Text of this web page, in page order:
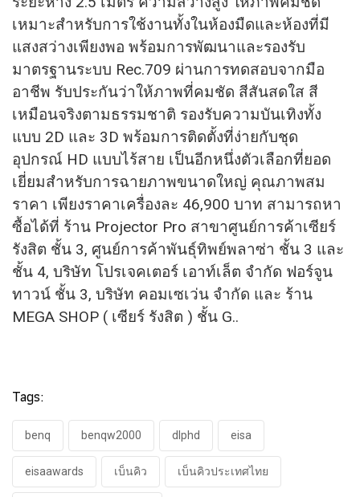
เหมาะสำหรับการใช้งานทั้งในห้องมืดและห้องที่มี
แสงสว่างเพียงพอ พร้อมการพัฒนาและรองรับ
มาตรฐานระบบ Rec.709 ผ่านการทดสอบจากมือ
อาชีพ รับประกันว่าให้ภาพที่คมชัด สีสันสดใส สี
เหมือนจริงตามธรรมชาติ รองรับความบันเทิงทั้ง
แบบ 2D และ 3D พร้อมการติดตั้งที่ง่ายกับชุด
อุปกรณ์ HD แบบไร้สาย เป็นอีกหนึ่งตัวเลือกที่ยอด
เยี่ยมสำหรับการฉายภาพขนาดใหญ่ คุณภาพสม
ราคา เพียงราคาเครื่องละ 46,900 บาท สามารถหา
ซื้อได้ที่ ร้าน Projector Pro สาขาศูนย์การค้าเซียร์
รังสิต ชั้น 3, ศูนย์การค้าพันธุ์ทิพย์พลาซ่า ชั้น 3 และ
ชั้น 4, บริษัท โปรเจคเตอร์ เอาท์เล็ต จำกัด ฟอร์จูน
ทาวน์ ชั้น 3, บริษัท คอมเซเว่น จำกัด และ ร้าน
MEGA SHOP ( เซียร์ รังสิต ) ชั้น G..
Tags:
benq benqw2000 dlphd eisa
eisaawards เบ็นคิว เบ็นคิวประเทศไทย